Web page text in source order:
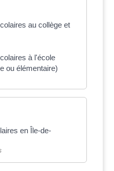
au collège et
à l'école
ou élémentaire)
en Île-de-